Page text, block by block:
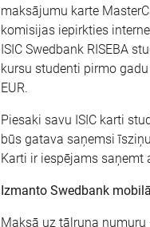
maksājumu karte
komisijas iepirkties
ISIC Swedbank RISEBA
kursu studenti pirmo
EUR.
Piesaki savu ISIC karti
būs gatava saņemsi
Karti ir iespējams saņemt
Izmanto Swedbank
Maksā uz tālruņa